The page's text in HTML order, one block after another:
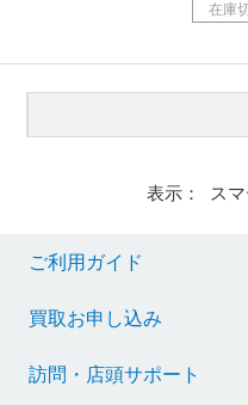
在庫
表示： スマ
ご利用ガイド
買取お申し込み
訪問・店頭サポート